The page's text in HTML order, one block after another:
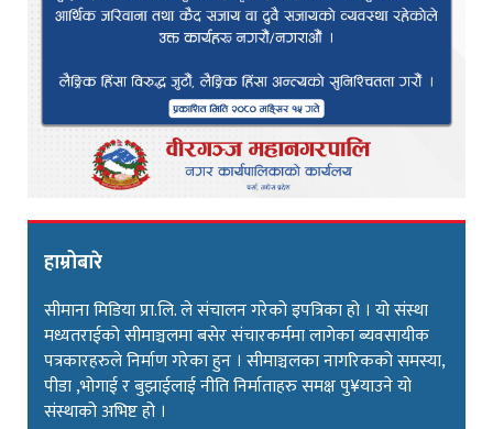
हाम्रोबारे
सीमाना मिडिया प्रा.लि. ले संचालन गरेको इपत्रिका हो । यो संस्था
मध्यतराईको सीमाञ्चलमा बसेर संचारकर्ममा लागेका ब्यवसायीक
पत्रकारहरुले निर्माण गरेका हुन । सीमाञ्चलका नागरिकको समस्या,
पीडा ,भोगाई र बुझाईलाई नीति निर्माताहरु समक्ष पु¥याउने यो
संस्थाको अभिष्ट हो ।